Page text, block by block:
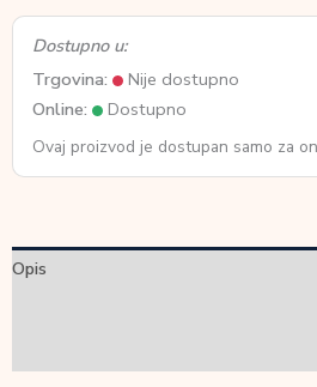
Dostupno u:
Trgovina:
Nije dostupno
Online:
Dostupno
Ovaj proizvod je dostupan samo za
Opis